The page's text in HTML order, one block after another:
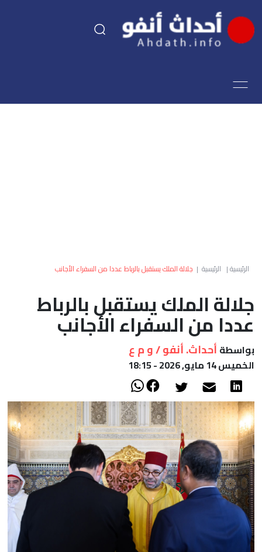
اقتصاد
العالم
أعمدة
الصحراء
الرئيسية| الرئيسية | جلالة الملك يستقبل بالرباط عددا من السفراء الأجانب
جلالة الملك يستقبل بالرباط
عددا من السفراء الأجانب
بواسطة أحداث. أنفو / و م ع
الخميس 14 مايو, 2026 - 18:15